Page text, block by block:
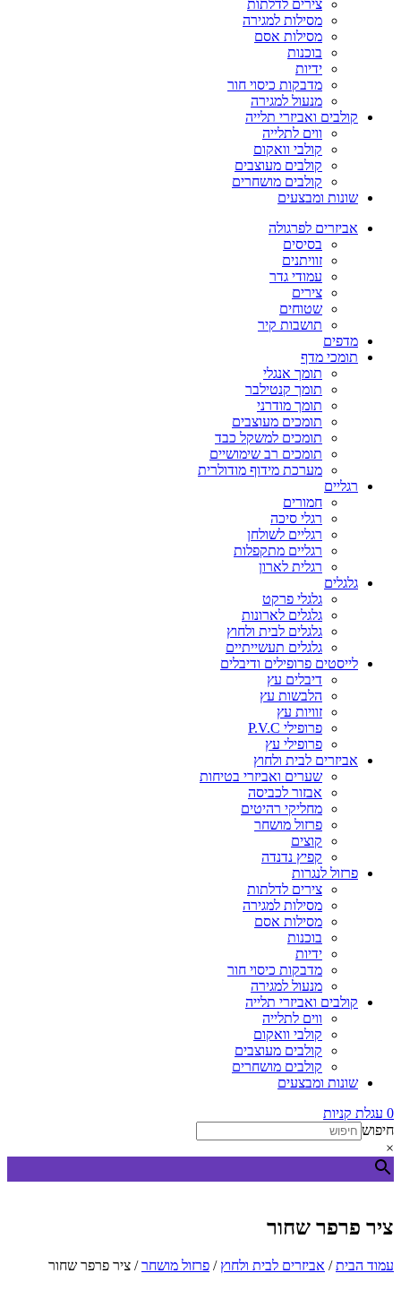
צירים לדלתות
מסילות למגירה
מסילות אסם
בוכנות
ידיות
מדבקות כיסוי חור
מנעול למגירה
קולבים ואביזרי תלייה
ווים לתלייה
קולבי וואקום
קולבים מעוצבים
קולבים מושחרים
שונות ומבצעים
אביזרים לפרגולה
בסיסים
זוויתנים
עמודי גדר
צירים
שטוחים
תושבות קיר
מדפים
תומכי מדף
תומך אנגלי
תומך קנטילבר
תומך מודרני
תומכים מעוצבים
תומכים למשקל כבד
תומכים רב שימושיים
מערכת מידוף מודולרית
רגליים
חמורים
רגלי סיכה
רגליים לשולחן
רגליים מתקפלות
רגלית לארון
גלגלים
גלגלי פרקט
גלגלים לארונות
גלגלים לבית ולחוץ
גלגלים תעשייתיים
לייסטים פרופילים ודיבלים
דיבלים עץ
הלבשות עץ
זוויות עץ
פרופילי P.V.C
פרופילי עץ
אביזרים לבית ולחוץ
שערים ואביזרי בטיחות
אבזור לכביסה
מחליקי רהיטים
פרזול מושחר
קוצים
קפיץ נדנדה
פרזול לנגרות
צירים לדלתות
מסילות למגירה
מסילות אסם
בוכנות
ידיות
מדבקות כיסוי חור
מנעול למגירה
קולבים ואביזרי תלייה
ווים לתלייה
קולבי וואקום
קולבים מעוצבים
קולבים מושחרים
שונות ומבצעים
0 עגלת קניות
חיפוש
×
ציר פרפר שחור
עמוד הבית/ אביזרים לבית ולחוץ / פרזול מושחר/ ציר פרפר שחור